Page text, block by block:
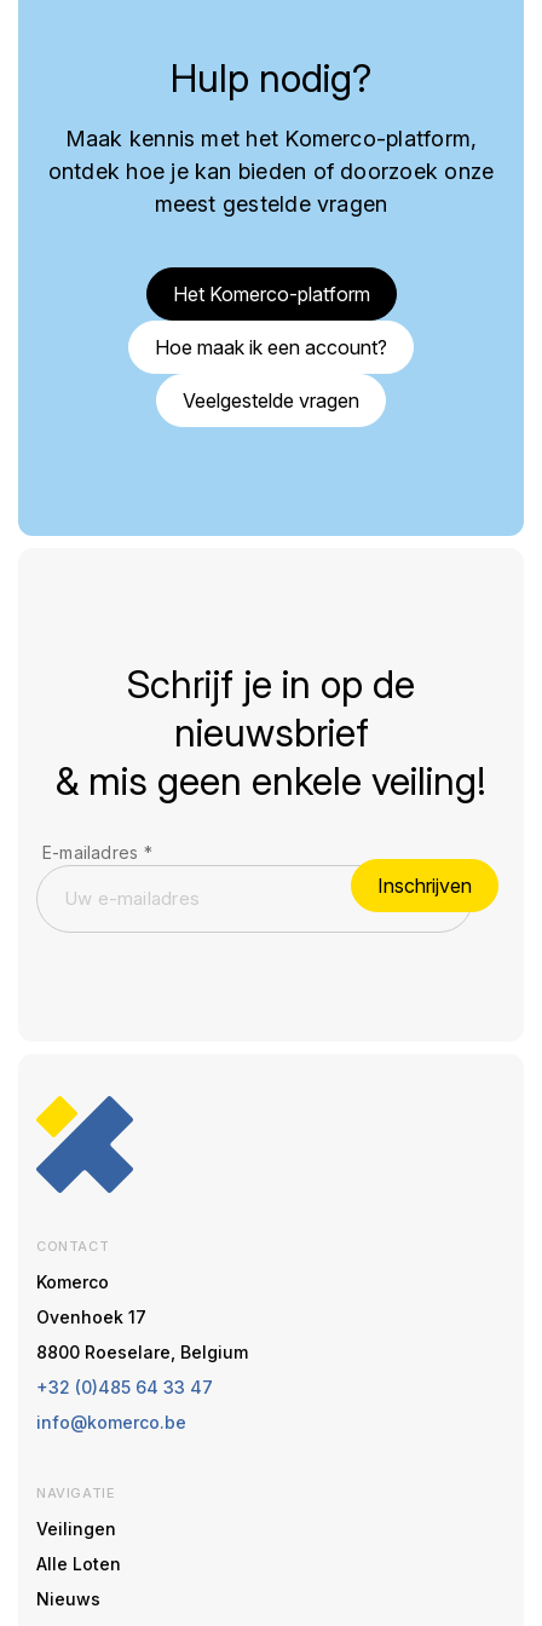
Hulp nodig?
Maak kennis met het Komerco-platform,
ontdek hoe je kan bieden of doorzoek onze
meest gestelde vragen
Het Komerco-platform
Hoe maak ik een account?
Veelgestelde vragen
Schrijf je in op de
nieuwsbrief
& mis geen enkele veiling!
E-mailadres *
Inschrijven
CONTACT
Komerco
Ovenhoek 17
8800 Roeselare, Belgium
+32 (0)485 64 33 47
info@komerco.be
NAVIGATIE
Veilingen
Alle Loten
Nieuws